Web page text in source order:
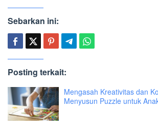
Sebarkan ini:
Posting terkait:
Mengasah Kreativitas dan
Menyusun Puzzle untuk